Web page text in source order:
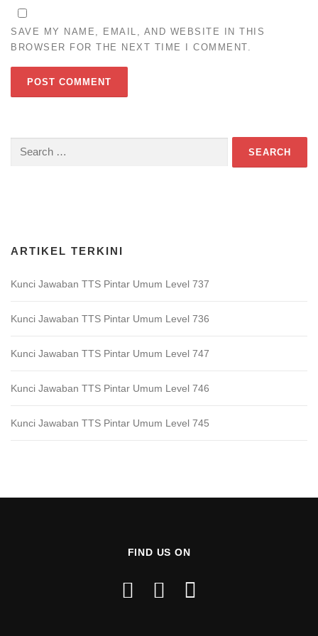
SAVE MY NAME, EMAIL, AND WEBSITE IN THIS
BROWSER FOR THE NEXT TIME I COMMENT.
Search
ARTIKEL TERKINI
Kunci Jawaban TTS Pintar Umum Level 737
Kunci Jawaban TTS Pintar Umum Level 736
Kunci Jawaban TTS Pintar Umum Level 747
Kunci Jawaban TTS Pintar Umum Level 746
Kunci Jawaban TTS Pintar Umum Level 745
FIND US ON